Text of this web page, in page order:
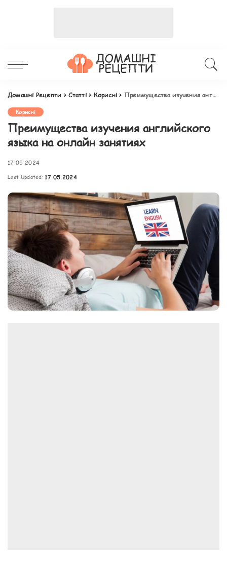
Домашні Рецепти >Статті> Корисні > Преимущества изучения английского языка на онлайн занятиях
Корисні
Преимущества изучения английского
языка на онлайн занятиях
17.05.2024
Last Updated: 17.05.2024